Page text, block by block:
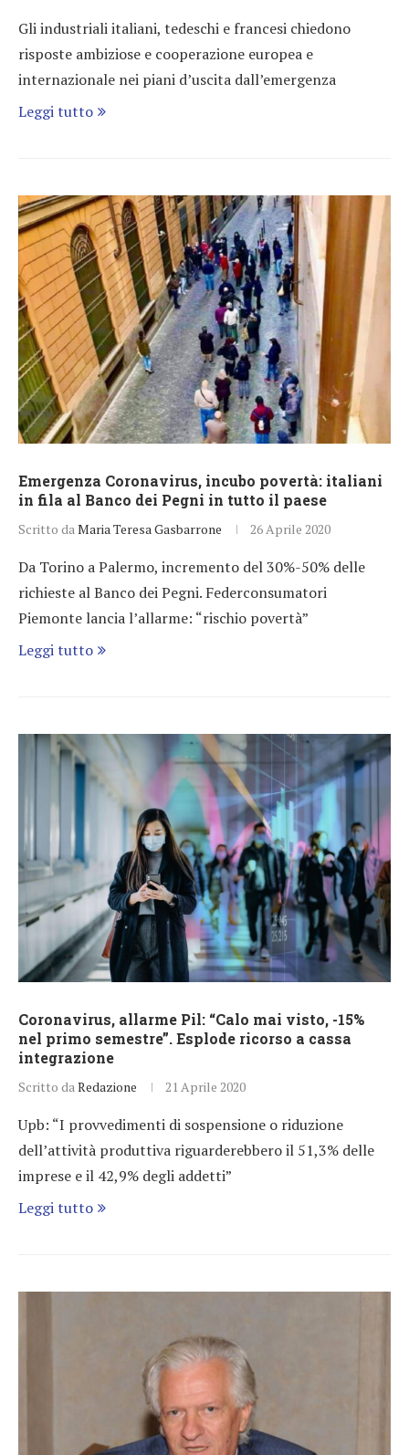
Gli industriali italiani, tedeschi e francesi chiedono
risposte ambiziose e cooperazione europea e
internazionale nei piani d’uscita dall’emergenza
Leggi tutto
Emergenza Coronavirus, incubo povertà: italiani
in fila al Banco dei Pegni in tutto il paese
Scritto da Maria Teresa Gasbarrone 26 Aprile 2020
Da Torino a Palermo, incremento del 30%-50% delle
richieste al Banco dei Pegni. Federconsumatori
Piemonte lancia l’allarme: “rischio povertà”
Leggi tutto
Coronavirus, allarme Pil: “Calo mai visto, -15%
nel primo semestre”. Esplode ricorso a cassa
integrazione
Scritto da Redazione 21 Aprile 2020
Upb: “I provvedimenti di sospensione o riduzione
dell’attività produttiva riguarderebbero il 51,3% delle
imprese e il 42,9% degli addetti”
Leggi tutto